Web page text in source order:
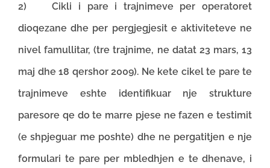
2) Cikli i pare i trajnimeve per operatoret
dioqezane dhe per pergjegjesit e aktiviteteve ne
nivel famullitar, (tre trajnime, ne datat 23 mars, 13
maj dhe 18 qershor 2009). Ne kete cikel te pare te
trajnimeve eshte identifikuar nje strukture
paresore qe do te marre pjese ne fazen e testimit
(e shpjeguar me poshte) dhe ne pergatitjen e nje
formulari te pare per mbledhjen e te dhenave, i